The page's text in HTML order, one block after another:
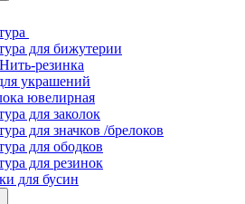
для бижутерии
резинка
украшений
ювелирная
для заколок
для значков /брелоков
для ободков
для резинок
для бусин